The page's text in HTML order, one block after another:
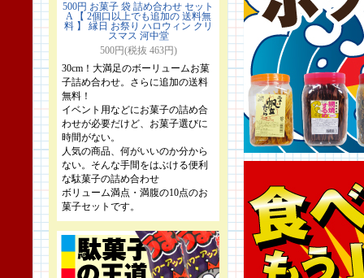
500円 お菓子 袋 詰め合わせ セット
A 【 2個口以上でも追加の 送料無
料 】 縁日 お祭り ハロウィン クリ
スマス 河中堂
500円(税抜 463円)
30cm！大満足のボーリュームお菓
子詰め合わせ。さらに追加の送料
無料！
イベント用などにお菓子の詰め合
わせが必要だけど、お菓子選びに
時間がない。
人気の商品、何がいいのか分から
ない。そんな手間をはぶける便利
な駄菓子の詰め合わせ
ボリューム満点・満腹の10点のお
菓子セットです。